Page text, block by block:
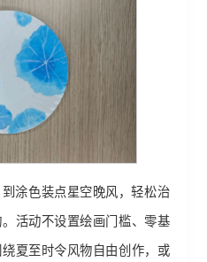
涂色装点星空晚风，轻松治
活动不设置绘画门槛、零基
夏至时令风物自由创作，或